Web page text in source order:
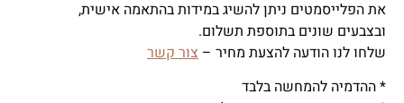
את הפלייסמטים ניתן להשיג במידות בהתאמה אישית,
ובצבעים שונים בתוספת תשלום.
שלחו לנו הודעה להצעת מחיר – צור קשר
* ההדמיה להמחשה בלבד